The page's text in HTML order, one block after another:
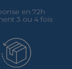
en 72h
3 ou 4 fois